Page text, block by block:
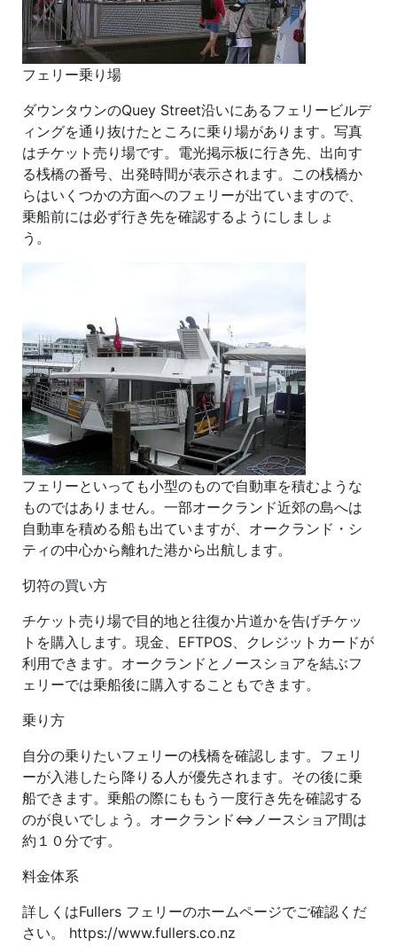
フェリー乗り場
ダウンタウンのQuey Street沿いにあるフェリービルデ
ィングを通り抜けたところに乗り場があります。写真
はチケット売り場です。電光掲示板に行き先、出向す
る桟橋の番号、出発時間が表示されます。この桟橋か
らはいくつかの方面へのフェリーが出ていますので、
乗船前には必ず行き先を確認するようにしましょ
う。
フェリーといっても小型のもので自動車を積むような
ものではありません。一部オークランド近郊の島へは
自動車を積める船も出ていますが、オークランド・シ
ティの中心から離れた港から出航します。
切符の買い方
チケット売り場で目的地と往復か片道かを告げチケッ
トを購入します。現金、EFTPOS、クレジットカードが
利用できます。オークランドとノースショアを結ぶフ
ェリーでは乗船後に購入することもできます。
乗り方
自分の乗りたいフェリーの桟橋を確認します。フェリ
ーが入港したら降りる人が優先されます。その後に乗
船できます。乗船の際にももう一度行き先を確認する
のが良いでしょう。オークランド⇔ノースショア間は
約１０分です。
料金体系
詳しくはFullers フェリーのホームページでご確認くだ
さい。 https://www.fullers.co.nz